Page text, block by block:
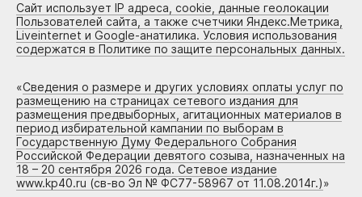
Сайт использует IP адреса, cookie, данные геолокации
Пользователей сайта, а также счетчики Яндекс.Метрика,
Liveinternet и Google-анатилика. Условия использования
содержатся в Политике по защите персональных данных.
«Сведения о размере и других условиях оплаты услуг по
размещению на страницах сетевого издания для
размещения предвыборных, агитационных материалов в
период избирательной кампании по выборам в
Государственную Думу Федерального Собрания
Российской Федерации девятого созыва, назначенных на
18 – 20 сентября 2026 года. Сетевое издание
www.kp40.ru (св-во Эл № ФС77-58967 от 11.08.2014г.)»